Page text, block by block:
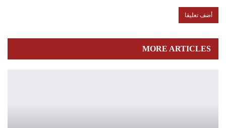
MORE ARTICLES